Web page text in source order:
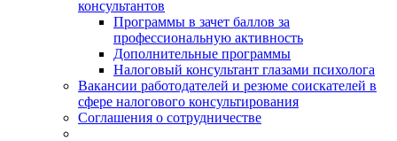
консультантов
Программы в зачет баллов за
профессиональную активность
Дополнительные программы
Налоговый консультант глазами психолога
Вакансии работодателей и резюме соискателей в
сфере налогового консультирования
Соглашения о сотрудничестве